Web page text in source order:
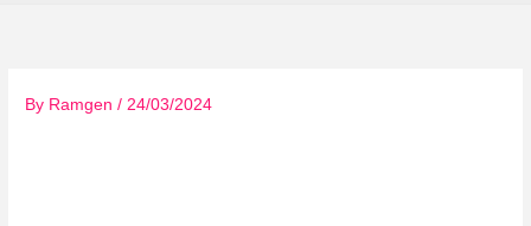
By Ramgen/ 24/03/2024